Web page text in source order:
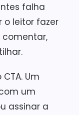
falha
o leitor fazer
comentar,
Um
um
assinar a